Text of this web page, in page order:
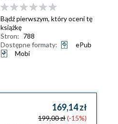
Bądź pierwszym, który oceni tę
książkę
Stron: 788
Dostępne formaty:
ePub
Mobi
169,14 zł
199,00 zł(-15%)